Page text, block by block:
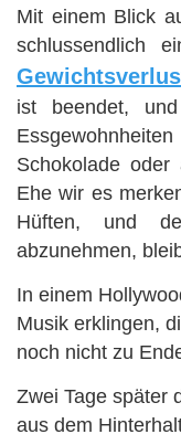
Mit einem Blick
schlussendlich
ist beendet,
Schokolade oder
Ehe wir es
Hüften, und
abzunehmen,
In einem
Musik erklingen,
noch nicht zu
Zwei Tage später
aus dem